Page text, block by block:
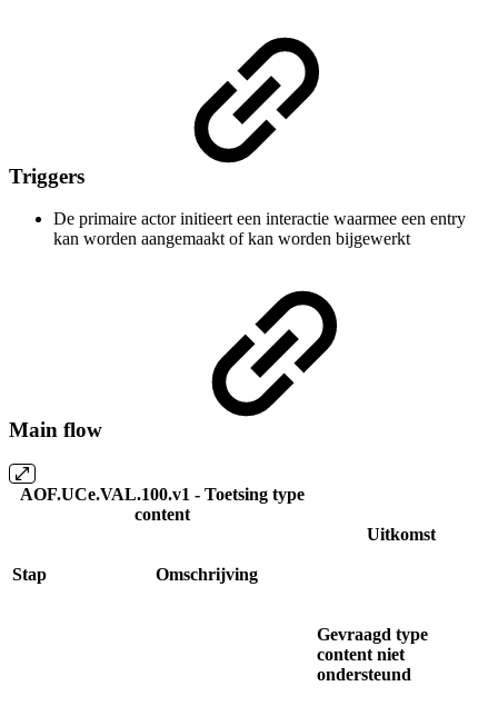
Triggers
De primaire actor initieert een interactie waarmee een entry
kan worden aangemaakt of kan worden bijgewerkt
Main flow
AOF.UCe.VAL.100.v1 - Toetsing type
content
Uitkomst
Stap Omschrijving
Gevraagd type
content niet
ondersteund